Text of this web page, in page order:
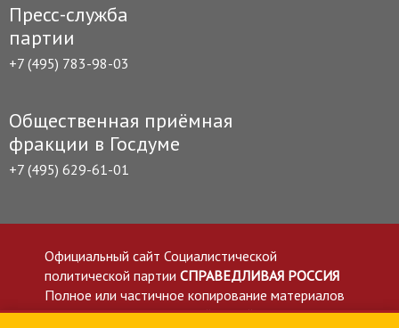
Пресс-служба
партии
+7 (495) 783-98-03
Общественная приёмная
фракции в Госдуме
+7 (495) 629-61-01
Официальный сайт Социалистической
политической партии СПРАВЕДЛИВАЯ РОССИЯ
Полное или частичное копирование материалов
приветствуется со ссылкой на сайт spravedlivo.ru